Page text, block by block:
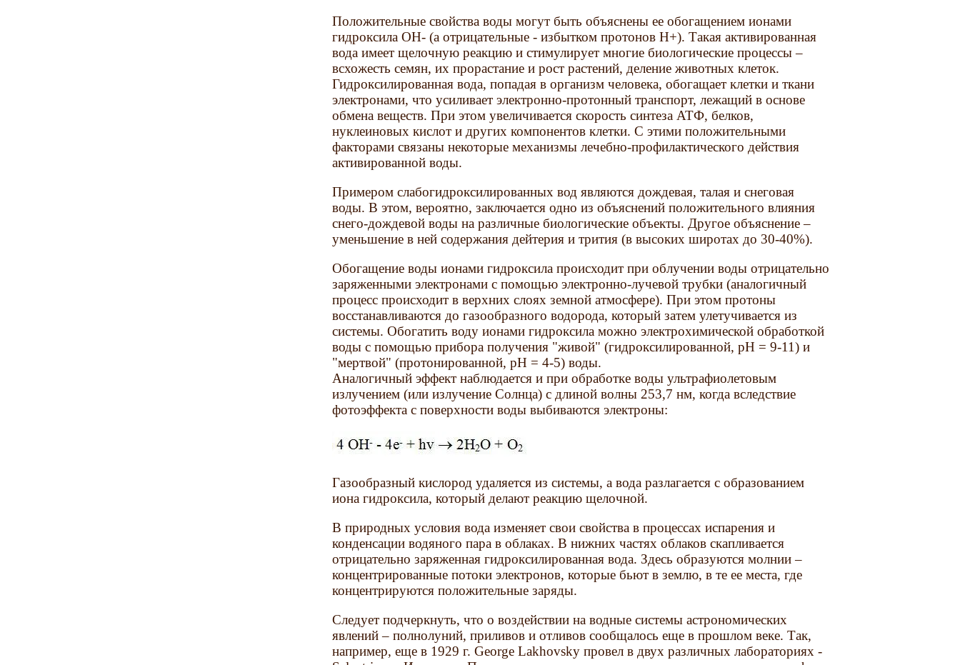
Положительные свойства воды могут быть объяснены ее обогащением ионами
гидроксила ОН- (а отрицательные - избытком протонов Н+). Такая активированная
вода имеет щелочную реакцию и стимулирует многие биологические процессы –
всхожесть семян, их прорастание и рост растений, деление животных клеток.
Гидроксилированная вода, попадая в организм человека, обогащает клетки и ткани
электронами, что усиливает электронно-протонный транспорт, лежащий в основе
обмена веществ. При этом увеличивается скорость синтеза АТФ, белков,
нуклеиновых кислот и других компонентов клетки. С этими положительными
факторами связаны некоторые механизмы лечебно-профилактического действия
активированной воды.
Примером слабогидроксилированных вод являются дождевая, талая и снеговая
воды. В этом, вероятно, заключается одно из объяснений положительного влияния
снего-дождевой воды на различные биологические объекты. Другое объяснение –
уменьшение в ней содержания дейтерия и трития (в высоких широтах до 30-40%).
Обогащение воды ионами гидроксила происходит при облучении воды отрицательно
заряженными электронами с помощью электронно-лучевой трубки (аналогичный
процесс происходит в верхних слоях земной атмосфере). При этом протоны
восстанавливаются до газообразного водорода, который затем улетучивается из
системы. Обогатить воду ионами гидроксила можно электрохимической обработкой
воды с помощью прибора получения "живой" (гидроксилированной, pH = 9-11) и
"мертвой" (протонированной, pH = 4-5) воды.
Аналогичный эффект наблюдается и при обработке воды ультрафиолетовым
излучением (или излучение Солнца) с длиной волны 253,7 нм, когда вследствие
фотоэффекта с поверхности воды выбиваются электроны:
Газообразный кислород удаляется из системы, а вода разлагается с образованием
иона гидроксила, который делают реакцию щелочной.
В природных условия вода изменяет свои свойства в процессах испарения и
конденсации водяного пара в облаках. В нижних частях облаков скапливается
отрицательно заряженная гидроксилированная вода. Здесь образуются молнии –
концентрированные потоки электронов, которые бьют в землю, в те ее места, где
концентрируются положительные заряды.
Следует подчеркнуть, что о воздействии на водные системы астрономических
явлений – полнолуний, приливов и отливов сообщалось еще в прошлом веке. Так,
например, еще в 1929 г. George Lakhovsky провел в двух различных лабораториях -